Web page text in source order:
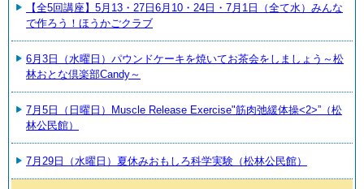
【全5回講座】5月13・27日6月10・24日・7月1日（全て水）みんな
で作ろう！ほうかごクラブ
6月3日（水曜日）パウンドケーキを焼いてお茶会をしましょう～松
林おとな倶楽部Candy～
7月5日（日曜日）Muscle Release Exercise"筋肉弛緩体操<2>”（松
林公民館）
7月29日（水曜日）夏休みおもしろ科学実験（松林公民館）